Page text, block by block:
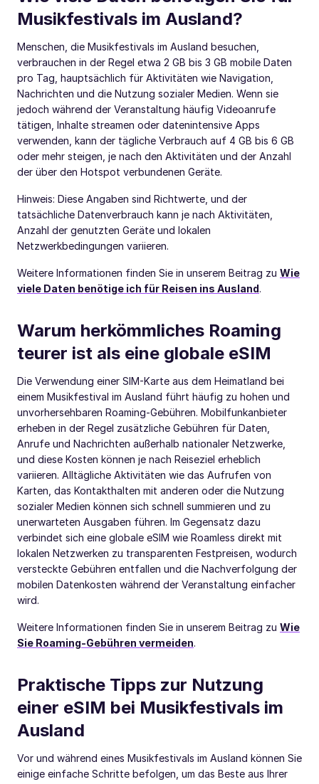
Musikfestivals im Ausland?
Menschen, die Musikfestivals im Ausland besuchen,
verbrauchen in der Regel etwa 2 GB bis 3 GB mobile Daten
pro Tag, hauptsächlich für Aktivitäten wie Navigation,
Nachrichten und die Nutzung sozialer Medien. Wenn sie
jedoch während der Veranstaltung häufig Videoanrufe
tätigen, Inhalte streamen oder datenintensive Apps
verwenden, kann der tägliche Verbrauch auf 4 GB bis 6 GB
oder mehr steigen, je nach den Aktivitäten und der Anzahl
der über den Hotspot verbundenen Geräte.
Hinweis: Diese Angaben sind Richtwerte, und der
tatsächliche Datenverbrauch kann je nach Aktivitäten,
Anzahl der genutzten Geräte und lokalen
Netzwerkbedingungen variieren.
Weitere Informationen finden Sie in unserem Beitrag zu Wie
viele Daten benötige ich für Reisen ins Ausland.
Warum herkömmliches Roaming
teurer ist als eine globale eSIM
Die Verwendung einer SIM-Karte aus dem Heimatland bei
einem Musikfestival im Ausland führt häufig zu hohen und
unvorhersehbaren Roaming-Gebühren. Mobilfunkanbieter
erheben in der Regel zusätzliche Gebühren für Daten,
Anrufe und Nachrichten außerhalb nationaler Netzwerke,
und diese Kosten können je nach Reiseziel erheblich
variieren. Alltägliche Aktivitäten wie das Aufrufen von
Karten, das Kontakthalten mit anderen oder die Nutzung
sozialer Medien können sich schnell summieren und zu
unerwarteten Ausgaben führen. Im Gegensatz dazu
verbindet sich eine globale eSIM wie Roamless direkt mit
lokalen Netzwerken zu transparenten Festpreisen, wodurch
versteckte Gebühren entfallen und die Nachverfolgung der
mobilen Datenkosten während der Veranstaltung einfacher
wird.
Weitere Informationen finden Sie in unserem Beitrag zu Wie
Sie Roaming-Gebühren vermeiden.
Praktische Tipps zur Nutzung
einer eSIM bei Musikfestivals im
Ausland
Vor und während eines Musikfestivals im Ausland können Sie
einige einfache Schritte befolgen, um das Beste aus Ihrer